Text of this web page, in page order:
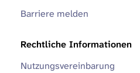
Barriere melden
Rechtliche Informationen
Nutzungsvereinbarung